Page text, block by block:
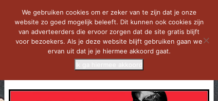
We gebruiken cookies om er zeker van te zijn dat je onze
website zo goed mogelijk beleeft. Dit kunnen ook cookies zijn
van adverteerders die ervoor zorgen dat de site gratis blijft
voor bezoekers. Als je deze website blijft gebruiken gaan we
ervan uit dat je je hiermee akkoord gaat.
Ik ga hiermee akkoord